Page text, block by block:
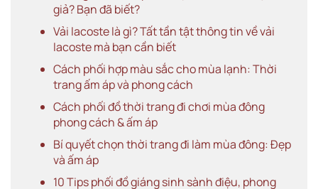
giả? Bạn đã biết?
Vải lacoste là gì? Tất tần tật thông tin về vải
lacoste mà bạn cần biết
Cách phối hợp màu sắc cho mùa lạnh: Thời
trang ấm áp và phong cách
Cách phối đồ thời trang đi chơi mùa đông
phong cách & ấm áp
Bí quyết chọn thời trang đi làm mùa đông: Đẹp
và ấm áp
10 Tips phối đồ giáng sinh sành điệu, phong